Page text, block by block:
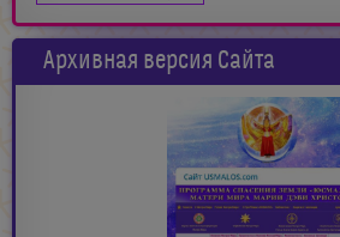
Архивная версия Сайта